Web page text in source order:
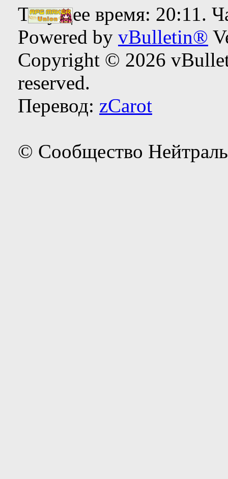
Текущее время: 20:11.
Powered by vBulletin®
Copyright © 2026
reserved.
Перевод: zCarot
© Сообщество